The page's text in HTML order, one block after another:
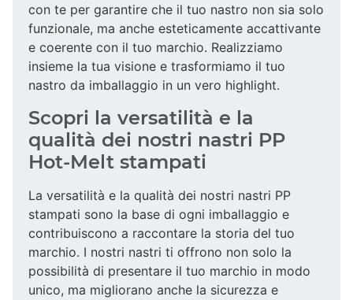
con te per garantire che il tuo nastro non sia solo
funzionale, ma anche esteticamente accattivante
e coerente con il tuo marchio. Realizziamo
insieme la tua visione e trasformiamo il tuo
nastro da imballaggio in un vero highlight.
Scopri la versatilità e la
qualità dei nostri nastri PP
Hot-Melt stampati
La versatilità e la qualità dei nostri nastri PP
stampati sono la base di ogni imballaggio e
contribuiscono a raccontare la storia del tuo
marchio. I nostri nastri ti offrono non solo la
possibilità di presentare il tuo marchio in modo
unico, ma migliorano anche la sicurezza e